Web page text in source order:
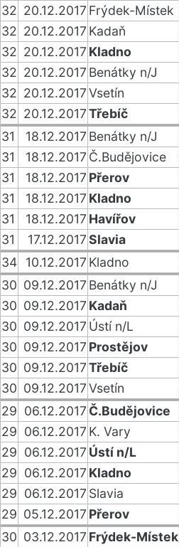
32 20.12.2017 Frýdek-Místek
32 20.12.2017 Kadaň
32 20.12.2017 Kladno
32 20.12.2017 Benátky n/J
32 20.12.2017Vsetín
32 20.12.2017Třebíč
31
18.12.2017 Benátky n/J
31
18.12.2017 Č.Budějovice
31
18.12.2017 Přerov
31
18.12.2017 Kladno
31
18.12.2017 Havířov
31
17.12.2017Slavia
34
10.12.2017 Kladno
30 09.12.2017 Benátky n/J
30 09.12.2017 Kadaň
30 09.12.2017 Ústí n/L
30 09.12.2017 Prostějov
30 09.12.2017Třebíč
30 09.12.2017Vsetín
29 06.12.2017 Č.Budějovice
29 06.12.2017 K. Vary
29 06.12.2017 Ústí n/L
29 06.12.2017 Kladno
29 06.12.2017 Slavia
29 05.12.2017 Přerov
30 03.12.2017 Frýdek-Místek